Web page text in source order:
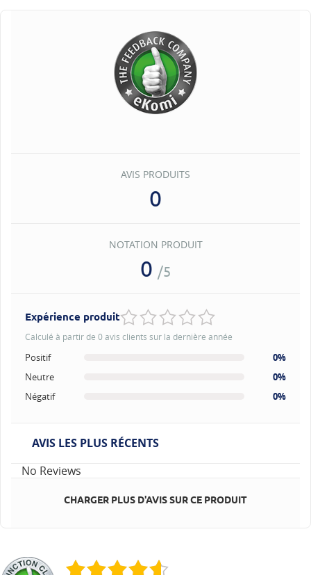
AVIS PRODUITS
0
NOTATION PRODUIT
0 /5
Expérience produit
Calculé à partir de 0 avis clients sur la dernière année
Positif
0%
Neutre
0%
Négatif
0%
AVIS LES PLUS RÉCENTS
No Reviews
CHARGER PLUS D'AVIS SUR CE PRODUIT